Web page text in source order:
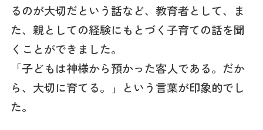
るのが大切だという話など、教育者として、ま
た、親としての経験にもとづく子育ての話を聞
くことができました。
「子どもは神様から預かった客人である。だか
ら、大切に育てる。」という言葉が印象的でし
た。